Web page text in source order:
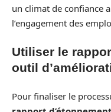
un climat de confiance
l’engagement des
Utiliser le
outil
Pour finaliser le